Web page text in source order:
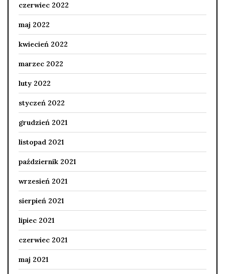
czerwiec 2022
maj 2022
kwiecień 2022
marzec 2022
luty 2022
styczeń 2022
grudzień 2021
listopad 2021
październik 2021
wrzesień 2021
sierpień 2021
lipiec 2021
czerwiec 2021
maj 2021